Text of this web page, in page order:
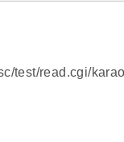
test/read.cgi/